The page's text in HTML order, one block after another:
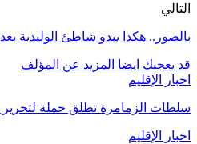
التالي
بالصور.. هكدا يبدو شاطئ الوليدية
قد يعجبك ايضا المزيد عن المؤلف
اخبار الإقليم
سلطات الزمامرة تطلق حملة
اخبار الإقليم